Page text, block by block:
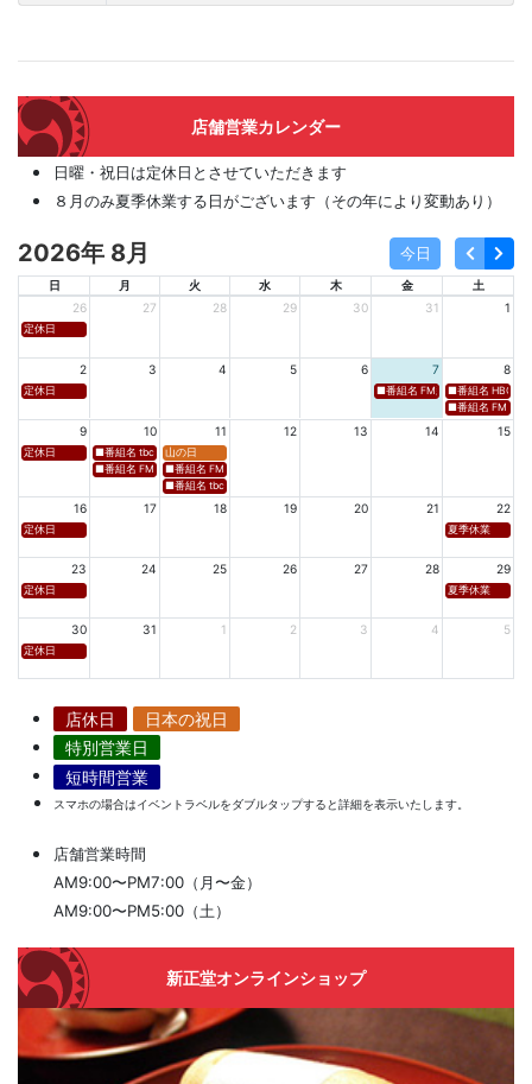
店舗営業カレンダー
日曜・祝日は定休日とさせていただきます
８月のみ夏季休業する日がございます（その年により変動あり）
2026年 8月 今日
日 月 火 水 木 金
土
26
27 28 29 30 31 1
定休日
2 3 4 5 6 7 8
定休日 ■番組名 FM新潟「SOUND
■番組名 HBC北
■番組名 FM 福
9 10 11 12 13 14 15
定休日 ■番組名 tbcラジオ「en∞Voyage(エン・ボヤージュ)」 ■放送日時 https://www.tbc-
山の日
■番組名 FM秋田「mix」 ■放送日時 https://www.fm-akita.co.jp/program/ ※黒沢 薫、安岡
■番組名 FM山形「WAVE4yamagata EXCEED」 ■放送日時 https://
■番組名 tbc東北放送「ウォッチン！みやぎ」 ■放送日時 https://www.tbc-
16 17 18 19 20 21 22
定休日 夏季休業
23 24 25 26 27 28 29
定休日 夏季休業
30 31 1 2 3 4 5
定休日
店休日
日本の祝日
特別営業日
短時間営業
スマホの場合はイベントラベルをダブルタップすると詳細を表示いたします。
店舗営業時間
AM9:00〜PM7:00（月〜金）
AM9:00〜PM5:00（土）
新正堂オンラインショップ